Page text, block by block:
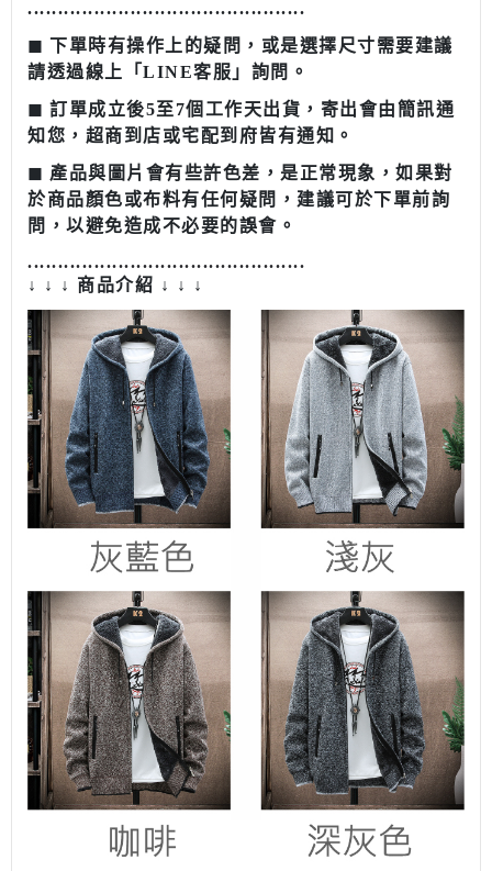
..............................................
◼︎ 下單時有操作上的疑問，或是選擇尺寸需要建議
請透過線上「LINE客服」詢問。
◼︎ 訂單成立後5至7個工作天出貨，寄出會由簡訊通
知您，超商到店或宅配到府皆有通知。
◼︎ 產品與圖片會有些許色差，是正常現象，如果對
於商品顏色或布料有任何疑問，建議可於下單前詢
問，以避免造成不必要的誤會。
..............................................
↓ ↓ ↓ 商品介紹 ↓ ↓ ↓